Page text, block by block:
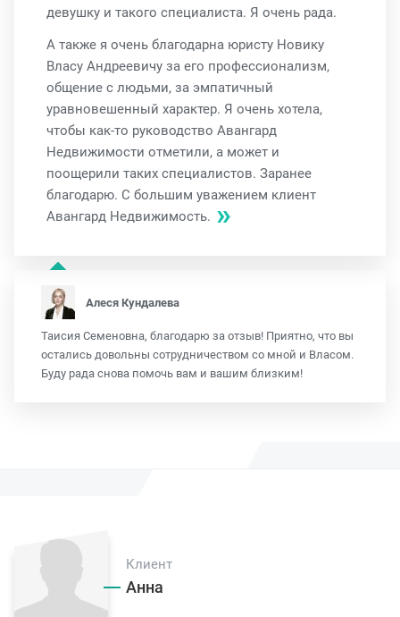
девушку и такого специалиста. Я очень рада.
А также я очень благодарна юристу Новику
Власу Андреевичу за его профессионализм,
общение с людьми, за эмпатичный
уравновешенный характер. Я очень хотела,
чтобы как-то руководство Авангард
Недвижимости отметили, а может и
поощерили таких специалистов. Заранее
благодарю. С большим уважением клиент
Авангард Недвижимость.
Алеся Кундалева
Таисия Семеновна, благодарю за отзыв! Приятно, что вы
остались довольны сотрудничеством со мной и Власом.
Буду рада снова помочь вам и вашим близким!
Клиент
Анна